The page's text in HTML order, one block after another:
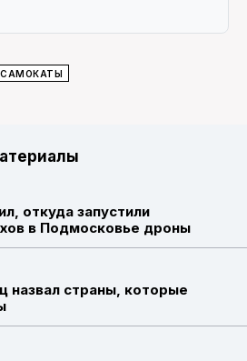
откуда запустили
в Подмосковье дроны
назвал страны, которые